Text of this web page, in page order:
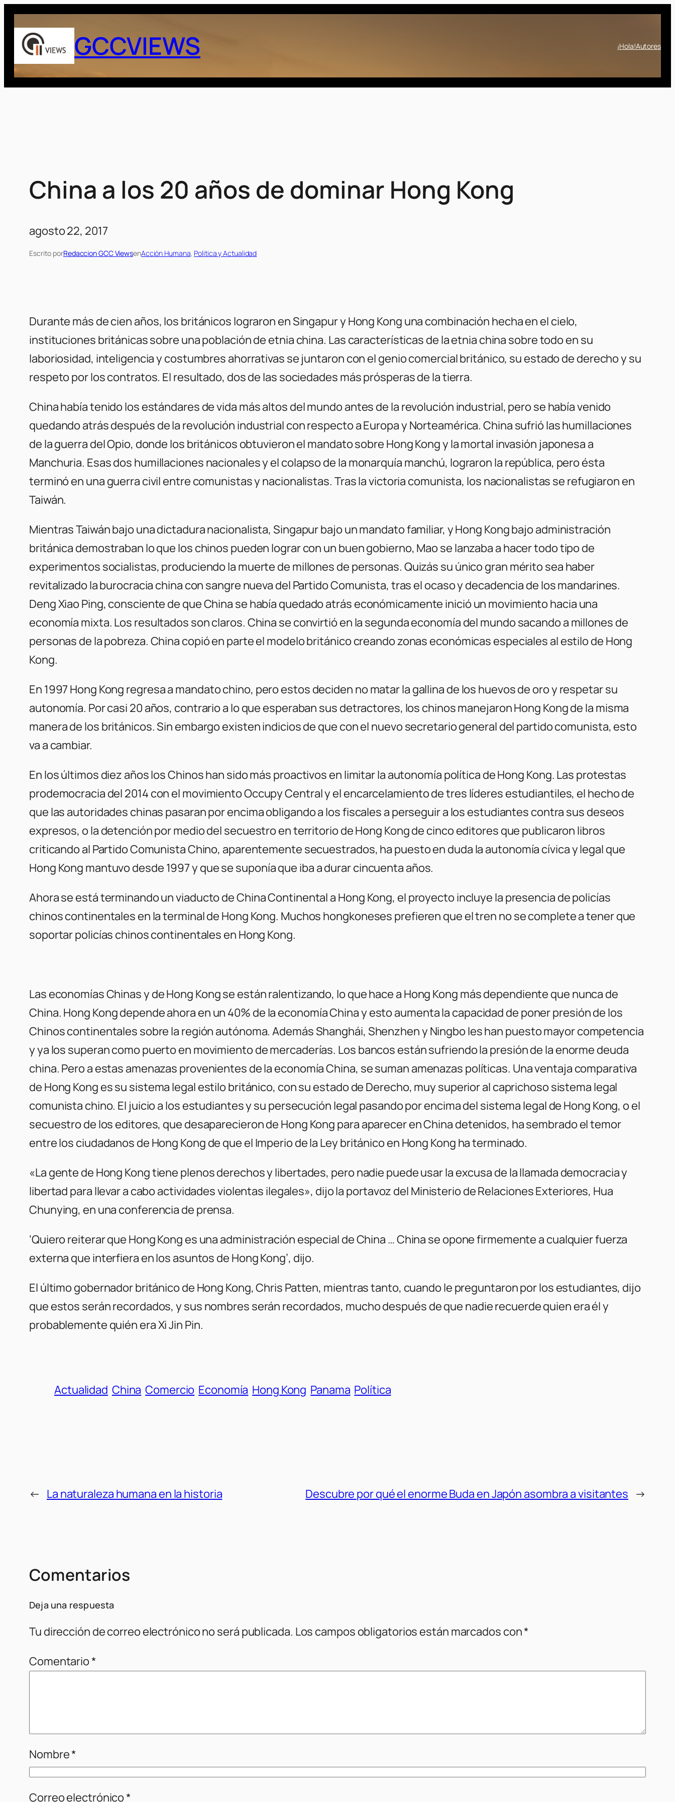
Saltar
contenido
GCCVIEWS ¡Hola!Autores
China a los 20 años de dominar Hong Kong
agosto 22, 2017
Escrito porRedaccion GCC ViewsenAcción Humana, Politica y Actualidad
Durante más de cien años, los británicos lograron en Singapur y Hong Kong una combinación hecha en el cielo,
instituciones británicas sobre una población de etnia china. Las características de la etnia china sobre todo en su
laboriosidad, inteligencia y costumbres ahorrativas se juntaron con el genio comercial británico, su estado de derecho y su
respeto por los contratos. El resultado, dos de las sociedades más prósperas de la tierra.
China había tenido los estándares de vida más altos del mundo antes de la revolución industrial, pero se había venido
quedando atrás después de la revolución industrial con respecto a Europa y Norteamérica. China sufrió las humillaciones
de la guerra del Opio, donde los británicos obtuvieron el mandato sobre Hong Kong y la mortal invasión japonesa a
Manchuria. Esas dos humillaciones nacionales y el colapso de la monarquía manchú, lograron la república, pero ésta
terminó en una guerra civil entre comunistas y nacionalistas. Tras la victoria comunista, los nacionalistas se refugiaron en
Taiwán.
Mientras Taiwán bajo una dictadura nacionalista, Singapur bajo un mandato familiar, y Hong Kong bajo administración
británica demostraban lo que los chinos pueden lograr con un buen gobierno, Mao se lanzaba a hacer todo tipo de
experimentos socialistas, produciendo la muerte de millones de personas. Quizás su único gran mérito sea haber
revitalizado la burocracia china con sangre nueva del Partido Comunista, tras el ocaso y decadencia de los mandarines.
Deng Xiao Ping, consciente de que China se había quedado atrás económicamente inició un movimiento hacia una
economía mixta. Los resultados son claros. China se convirtió en la segunda economía del mundo sacando a millones de
personas de la pobreza. China copió en parte el modelo británico creando zonas económicas especiales al estilo de Hong
Kong.
En 1997 Hong Kong regresa a mandato chino, pero estos deciden no matar la gallina de los huevos de oro y respetar su
autonomía. Por casi 20 años, contrario a lo que esperaban sus detractores, los chinos manejaron Hong Kong de la misma
manera de los británicos. Sin embargo existen indicios de que con el nuevo secretario general del partido comunista, esto
va a cambiar.
En los últimos diez años los Chinos han sido más proactivos en limitar la autonomía política de Hong Kong. Las protestas
prodemocracia del 2014 con el movimiento Occupy Central y el encarcelamiento de tres líderes estudiantiles, el hecho de
que las autoridades chinas pasaran por encima obligando a los fiscales a perseguir a los estudiantes contra sus deseos
expresos, o la detención por medio del secuestro en territorio de Hong Kong de cinco editores que publicaron libros
criticando al Partido Comunista Chino, aparentemente secuestrados, ha puesto en duda la autonomía cívica y legal que
Hong Kong mantuvo desde 1997 y que se suponía que iba a durar cincuenta años.
Ahora se está terminando un viaducto de China Continental a Hong Kong, el proyecto incluye la presencia de policías
chinos continentales en la terminal de Hong Kong. Muchos hongkoneses prefieren que el tren no se complete a tener que
soportar policías chinos continentales en Hong Kong.
Las economías Chinas y de Hong Kong se están ralentizando, lo que hace a Hong Kong más dependiente que nunca de
China. Hong Kong depende ahora en un 40% de la economía China y esto aumenta la capacidad de poner presión de los
Chinos continentales sobre la región autónoma. Además Shanghái, Shenzhen y Ningbo les han puesto mayor competencia
y ya los superan como puerto en movimiento de mercaderías. Los bancos están sufriendo la presión de la enorme deuda
china. Pero a estas amenazas provenientes de la economía China, se suman amenazas políticas. Una ventaja comparativa
de Hong Kong es su sistema legal estilo británico, con su estado de Derecho, muy superior al caprichoso sistema legal
comunista chino. El juicio a los estudiantes y su persecución legal pasando por encima del sistema legal de Hong Kong, o el
secuestro de los editores, que desaparecieron de Hong Kong para aparecer en China detenidos, ha sembrado el temor
entre los ciudadanos de Hong Kong de que el Imperio de la Ley británico en Hong Kong ha terminado.
«La gente de Hong Kong tiene plenos derechos y libertades, pero nadie puede usar la excusa de la llamada democracia y
libertad para llevar a cabo actividades violentas ilegales», dijo la portavoz del Ministerio de Relaciones Exteriores, Hua
Chunying, en una conferencia de prensa.
‘Quiero reiterar que Hong Kong es una administración especial de China … China se opone firmemente a cualquier fuerza
externa que interfiera en los asuntos de Hong Kong’, dijo.
El último gobernador británico de Hong Kong, Chris Patten, mientras tanto, cuando le preguntaron por los estudiantes, dijo
que estos serán recordados, y sus nombres serán recordados, mucho después de que nadie recuerde quien era él y
probablemente quién era Xi Jin Pin.
Actualidad China Comercio Economía Hong Kong Panama Política
← La naturaleza humana en la historia Descubre por qué el enorme Buda en Japón asombra a visitantes →
Comentarios
Deja una respuesta
Tu dirección de correo electrónico no será publicada. Los campos obligatorios están marcados con*
Comentario*
Nombre*
Correo electrónico*